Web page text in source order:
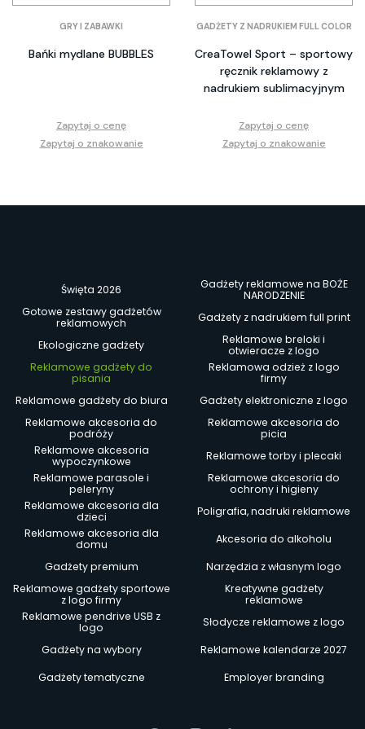
GRY I ZABAWKI
Bańki mydlane BUBBLES
Zapytaj o cenę
Zapytaj o znakowanie
GADŻETY Z NADRUKIEM FULL COLOR
CreaTowel Sport – sportowy
ręcznik reklamowy z
nadrukiem sublimacyjnym
Zapytaj o cenę
Zapytaj o znakowanie
Święta 2026
Gadżety reklamowe na BOŻE
NARODZENIE
Gotowe zestawy gadżetów
reklamowych
Gadżety z nadrukiem full print
Ekologiczne gadżety
Reklamowe breloki i
otwieracze z logo
Reklamowe gadżety do
pisania
Reklamowa odzież z logo
firmy
Reklamowe gadżety do biura
Gadżety elektroniczne z logo
Reklamowe akcesoria do
podróży
Reklamowe akcesoria do
picia
Reklamowe akcesoria
wypoczynkowe
Reklamowe torby i plecaki
Reklamowe parasole i
peleryny
Reklamowe akcesoria do
ochrony i higieny
Reklamowe akcesoria dla
dzieci
Poligrafia, nadruki reklamowe
Reklamowe akcesoria dla
domu
Akcesoria do alkoholu
Gadżety premium
Narzędzia z własnym logo
Reklamowe gadżety sportowe
z logo firmy
Kreatywne gadżety
reklamowe
Reklamowe pendrive USB z
logo
Słodycze reklamowe z logo
Gadżety na wybory
Reklamowe kalendarze 2027
Gadżety tematyczne
Employer branding